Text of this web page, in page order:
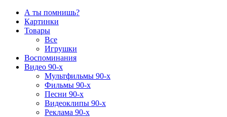
А ты помнишь?
Картинки
Товары
Все
Игрушки
Воспоминания
Видео 90-х
Мультфильмы 90-х
Фильмы 90-х
Песни 90-х
Видеоклипы 90-х
Реклама 90-х